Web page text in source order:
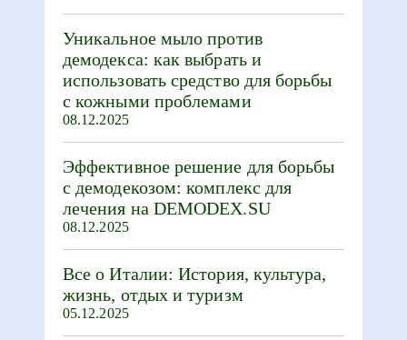
Уникальное мыло против
демодекса: как выбрать и
использовать средство для борьбы
с кожными проблемами
08.12.2025
Эффективное решение для борьбы
с демодекозом: комплекс для
лечения на DEMODEX.SU
08.12.2025
Все о Италии: История, культура,
жизнь, отдых и туризм
05.12.2025